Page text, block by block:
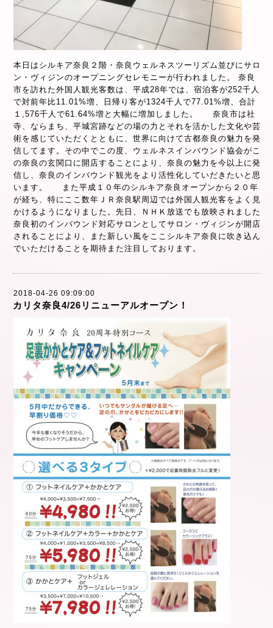
本日はシルキア奈良２階・奈良ウェルネスツーリズム並びにサロ
ン・ヴィジンのオープニングセレモニーが行われました。 奈良
市を訪れた外国人観光客数は、平成28年では、宿泊客が252千人
で対前年比11.01%増、日帰り客が1324千人で77.01%増、合計
１,576千人で61.64%増と大幅に増加しました。 奈良市は社
寺、ならまち、平城宮跡などの場の力とそれを活かした文化や芸
術を感じていただくとともに、世界に向けて古都奈良の魅力を発
信してます。その中でこの度、ウェルネスインバウンド協会がこ
の奈良の玄関口に開店することにより、奈良の魅力を今以上に発
信し、奈良のインバウンド観光をより活性化していだきたいと思
います。 また平成１０年のシルキア奈良オープンから２０年
が経ち、特にここ数年ＪＲ奈良駅周辺では外国人観光客をよく見
かけるようになりました。先日、ＮＨＫ放送でも放映されました
奈良初のインバウンド対応サロンとしてサロン・ヴィジンが開店
されることにより、また新しい風をここシルキア奈良に吹き込ん
でいただけることを期待また注目しております。
2018-04-26 09:09:00
カリタ奈良4/26リニューアルオープン！